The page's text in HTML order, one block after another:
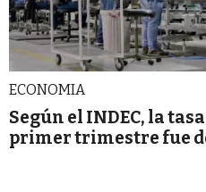
ECONOMIA
Según el INDEC, la
primer trimestre fue